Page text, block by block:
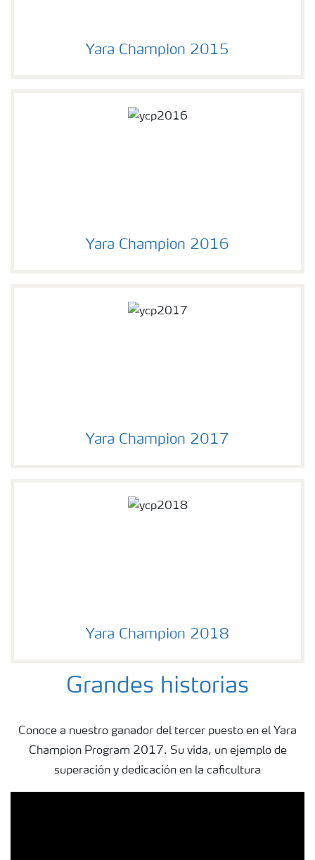
Yara Champion 2015
Yara Champion 2016
Yara Champion 2017
Yara Champion 2018
Grandes historias
Conoce a nuestro ganador del tercer puesto en el Yara
Champion Program 2017. Su vida, un ejemplo de
superación y dedicación en la caficultura